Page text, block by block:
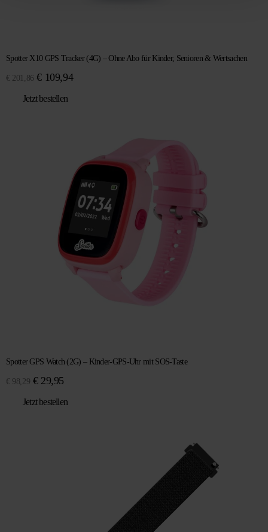
Spotter X10 GPS Tracker (4G) – Ohne Abo für Kinder, Senioren & Wertsachen
€ 201,86 Ursprünglicher
war:
€ 109,94Aktueller
Jetzt bestellen
Spotter GPS Watch (2G) – Kinder-GPS-Uhr mit SOS-Taste
€ 98,29 Ursprünglicher
war:
€29,95
ist:
Jetzt bestellen